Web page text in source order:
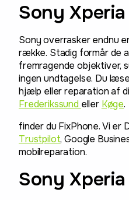
Sony Xperia
Sony overrasker endnu
række. Stadig formår de
fremragende objektiver,
ingen undtagelse. Du
hjælp eller reparation af
Frederikssund eller Køge.
finder du FixPhone. Vi
Trustpilot, Google
mobilreparation.
Sony